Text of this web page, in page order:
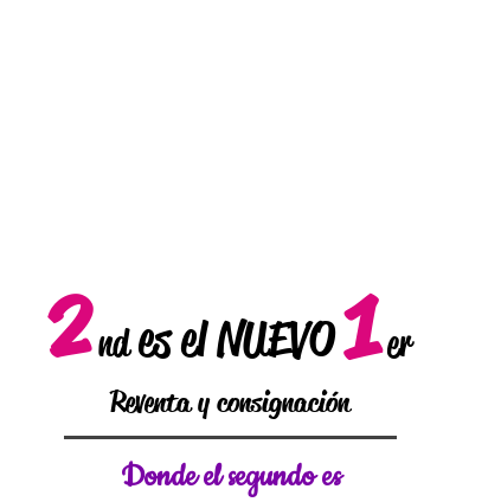
2 nd es el NUEVO1 er
Reventa y consignación
Donde elsegundo es